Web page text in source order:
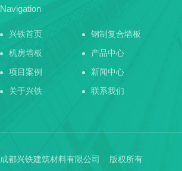
Navigation
兴铁首页
钢制复合墙板
机房墙板
产品中心
项目案例
新闻中心
关于兴铁
联系我们
成都兴铁建筑材料有限公司 版权所有